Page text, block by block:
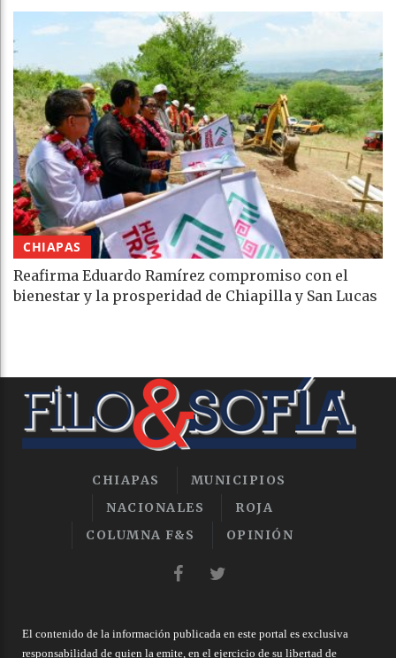
CHIAPAS
Reafirma Eduardo Ramírez compromiso con el
bienestar y la prosperidad de Chiapilla y San Lucas
CHIAPAS
MUNICIPIOS
NACIONALES
ROJA
COLUMNA F&S
OPINIÓN
El contenido de la información publicada en este portal es exclusiva
responsabilidad de quien la emite, en el ejercicio de su libertad de